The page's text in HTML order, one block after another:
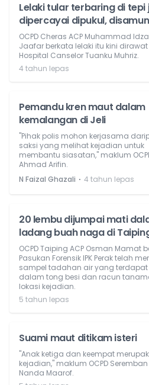
Lelaki tular terbaring di tepi
dipercayai dipukul, disamun
OCPD Cheras ACP Muhammad
Jaafar berkata lelaki itu kini
Hospital Canselor Tuanku Muhriz.
4 tahun lepas
Pemandu kren maut dalam
kemalangan di Jeli
"Pihak polis mohon kerjasama
saksi yang melihat kejadian untuk
membantu siasatan," maklum
Ahmad Arifin.
N Faizal Ghazali ⋅ 4 tahun lepas
20 lembu dijumpai mati
ladang buah naga di
OCPD Taiping ACP Osman Mamat
Pasukan Forensik IPK Perak telah
sampel tadahan air yang terdapat
dalam tong besi dan racun
lokasi kejadian.
5 tahun lepas
Suami maut ditikam isteri
"Anak ketiga dan keempat
kejadian," maklum OCPD Seremban
Nanda Maarof.